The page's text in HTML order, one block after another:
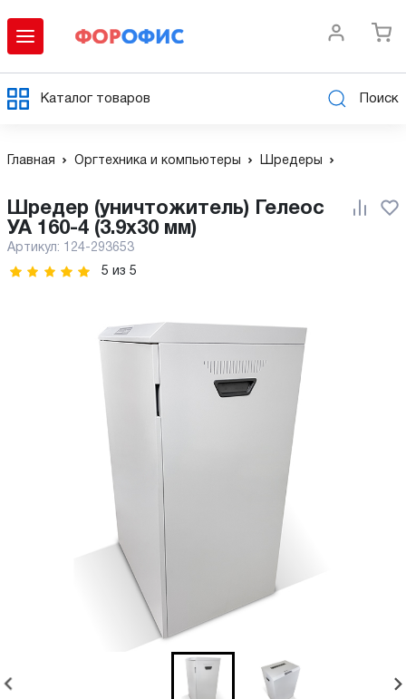
Каталог товаров Поиск
Главная Оргтехника и компьютеры Шредеры
Шредер (уничтожитель) Гелеос
УА 160-4 (3.9x30 мм)
Артикул: 124-293653
5 из 5